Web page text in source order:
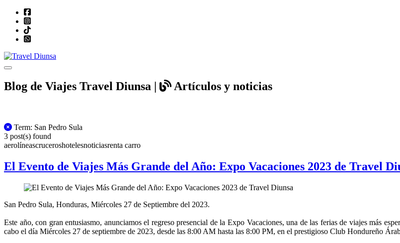
Toggle navigation
Blog de Viajes Travel Diunsa | Artículos y noticias
All Posts
Term: San Pedro Sula
3 post(s) found
aerolíneascruceroshotelesnoticiasrenta carro
El Evento de Viajes Más Grande del Año: Expo Vacaciones 2023 de Travel
San Pedro Sula, Honduras, Miércoles 27 de Septiembre del 2023.
Este año, con gran entusiasmo, anunciamos el regreso presencial de la Expo Vacaciones, una de las ferias de viajes más
cabo el día Miércoles 27 de septiembre de 2023, desde las 8:00 AM hasta las 8:00 PM, en el prestigioso Club Hondureño